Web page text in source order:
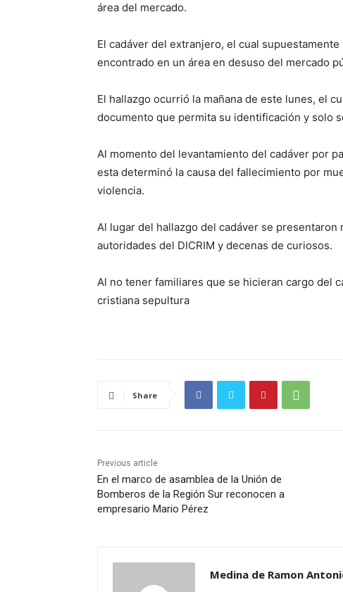
área del mercado.
El cadáver del extranjero, el cual
encontrado en un área en desuso del mercado
El hallazgo ocurrió la mañana de este lunes, el
documento que permita su identificación y solo
Al momento del levantamiento del cadáver por
esta determinó la causa del fallecimiento por
violencia.
Al lugar del hallazgo del cadáver se
autoridades del DICRIM y decenas de curiosos.
Al no tener familiares que se hicieran cargo del
cristiana sepultura
Share
Previous article
En el marco de asamblea de la Unión de
Bomberos de la Región Sur reconocen a
empresario Mario Pérez
Medina de Ramon